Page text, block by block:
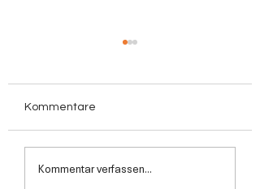
Erfolgreich
Kommentare
Kommentar verfassen...